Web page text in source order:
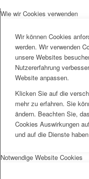
Wie wir Cookies verwenden
Wir können Cookies
werden. Wir verwenden
unsere Websites
Nutzererfahrung
Website anpassen.
Klicken Sie auf die
mehr zu erfahren. Sie
ändern. Beachten Sie,
Cookies Auswirkungen
und auf die Dienste
Notwendige Website Cookies